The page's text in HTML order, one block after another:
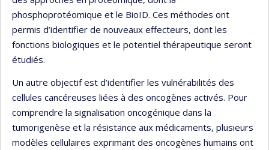
phosphoprotéomique et le BioID. Ces méthodes ont
permis d’identifier de nouveaux effecteurs, dont les
fonctions biologiques et le potentiel thérapeutique seront
étudiés.
Un autre objectif est d’identifier les vulnérabilités des
cellules cancéreuses liées à des oncogènes activés. Pour
comprendre la signalisation oncogénique dans la
tumorigenèse et la résistance aux médicaments, plusieurs
modèles cellulaires exprimant des oncogènes humains ont